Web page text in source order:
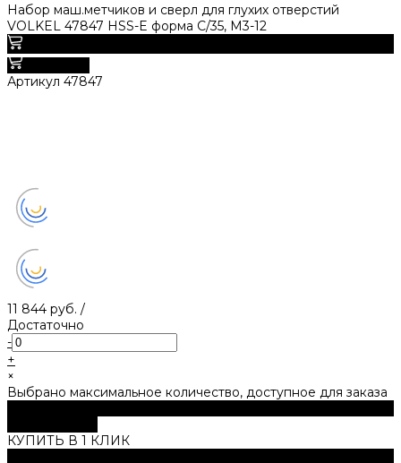
Набор маш.метчиков и сверл для глухих отверстий
VOLKEL 47847 HSS-E форма С/35, М3-12
Артикул 47847
11 844 руб. /
Достаточно
-
+
×
Выбрано максимальное количество, доступное для заказа
КУПИТЬ В 1 КЛИК